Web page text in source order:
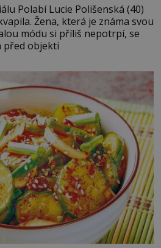
Polabí Lucie Polišenská (40)
Žena, která je známa svou
módu si příliš nepotrpí, se
před objekti